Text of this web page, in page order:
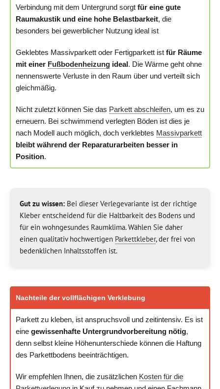
Verbindung mit dem Untergrund sorgt für eine gute
Raumakustik und eine hohe Belastbarkeit, die
besonders bei gewerblicher Nutzung ideal ist
Geklebtes Massivparkett oder Fertigparkett ist für Räume
mit einer Fußbodenheizungideal. Die Wärme geht ohne
nennenswerte Verluste in den Raum über und verteilt sich
gleichmäßig.
Nicht zuletzt können Sie das Parkett abschleifen, um es zu
erneuern. Bei schwimmend verlegten Böden ist dies je
nach Modell auch möglich, doch verklebtes Massivparkett
bleibt während der Reparaturarbeiten besser in
Position.
Gut zu wissen:Bei dieser Verlegevariante ist der richtige
Kleber entscheidend für die Haltbarkeit des Bodens und
für ein wohngesundes Raumklima. Wählen Sie daher
einen qualitativ hochwertigen Parkettkleber, der frei von
bedenklichen Inhaltsstoffen ist.
Nachteile der vollflächigen Verklebung
Parkett zu kleben, ist anspruchsvoll und zeitintensiv. Es ist
eine gewissenhafte Untergrundvorbereitung nötig,
denn selbst kleine Höhenunterschiede können die Haftung
des Parkettbodens beeinträchtigen.
Wir empfehlen Ihnen, die zusätzlichen Kosten für die